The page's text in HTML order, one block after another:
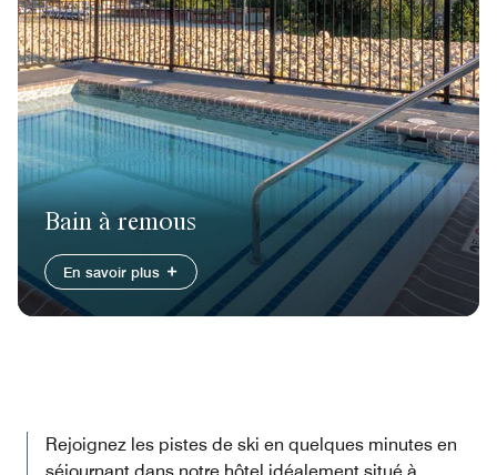
Bain à remous
En savoir plus
Rejoignez les pistes de ski en quelques minutes en